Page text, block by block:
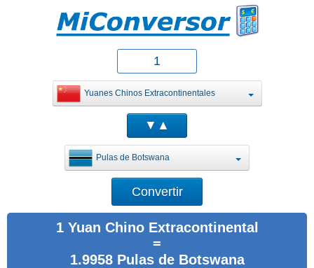
Yuanes Chinos Extracontinentales
Pulas de Botswana
1 Yuan Chino Extracontinental
=
1.9958 Pulas de Botswana